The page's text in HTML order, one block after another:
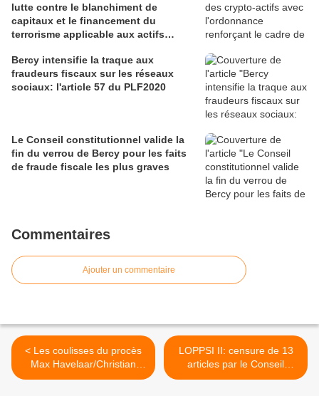
lutte contre le blanchiment de
capitaux et le financement du
terrorisme applicable aux actifs
Bercy intensifie la traque aux
fraudeurs fiscaux sur les réseaux
sociaux: l'article 57 du PLF2020
Le Conseil constitutionnel valide la
fin du verrou de Bercy pour les faits
de fraude fiscale les plus graves
Commentaires
Ajouter un commentaire
< Les coulisses du procès
Max Havelaar/Christian
Jacquiau
LOPPSI II: censure de 13
articles par le Conseil
Constitutionnel >